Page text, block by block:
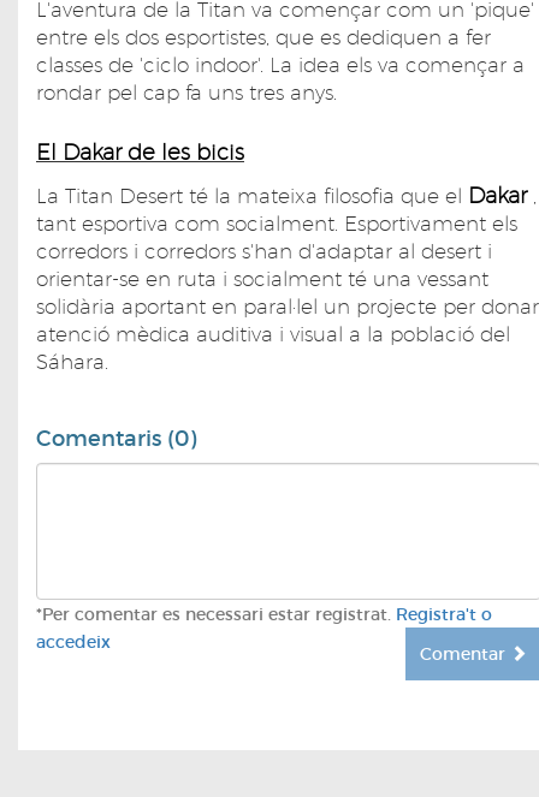
L'aventura de la Titan va començar com un 'pique'
entre els dos esportistes, que es dediquen a fer
classes de 'ciclo indoor'. La idea els va començar a
rondar pel cap fa uns tres anys.
El Dakar de les bicis
La Titan Desert té la mateixa filosofia que el Dakar ,
tant esportiva com socialment. Esportivament els
corredors i corredors s'han d'adaptar al desert i
orientar-se en ruta i socialment té una vessant
solidària aportant en paral·lel un projecte per donar
atenció mèdica auditiva i visual a la població del
Sáhara.
Comentaris (0)
*Per comentar es necessari estar registrat. Registra't o
accedeix
Comentar